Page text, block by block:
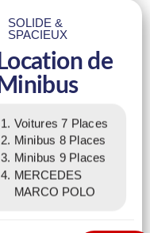
SOLIDE &
SPACIEUX
Location de
Minibus
Voitures 7 Places
Minibus 8 Places
Minibus 9 Places
MERCEDES
MARCO POLO